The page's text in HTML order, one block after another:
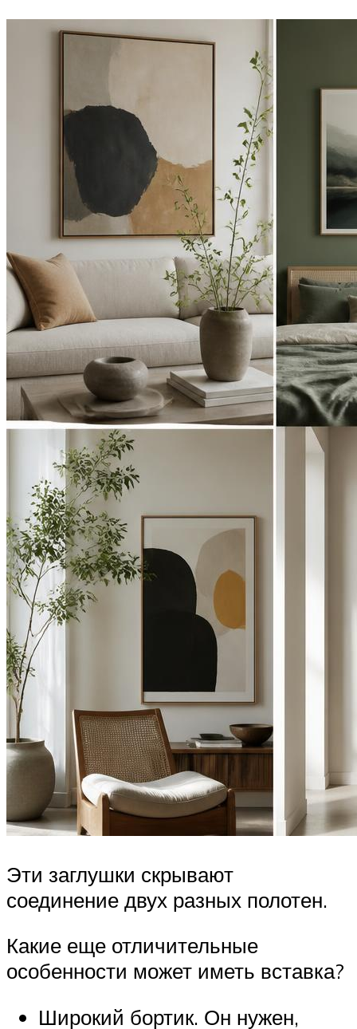
Эти заглушки скрывают
соединение двух разных полотен.
Какие еще отличительные
особенности может иметь вставка?
Широкий бортик. Он нужен,